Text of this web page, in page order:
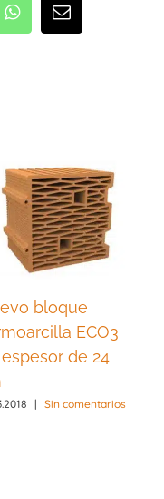
WhatsAppCorreo
electrónico
bloque
ECO3
de 24
| Sin comentarios